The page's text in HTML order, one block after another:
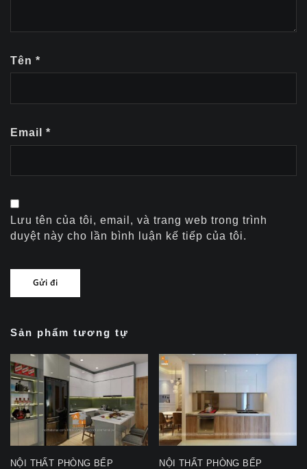
Tên *
Email *
Lưu tên của tôi, email, và trang web trong trình
duyệt này cho lần bình luận kế tiếp của tôi.
Sản phẩm tương tự
NỘI THẤT PHÒNG BẾP
NỘI THẤT PHÒNG BẾP